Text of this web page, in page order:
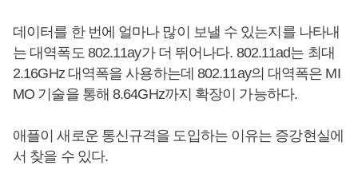
데이터를 한 번에 얼마나 많이 보낼 수 있는지를 나타내
는 대역폭도 802.11ay가 더 뛰어나다. 802.11ad는 최대
2.16GHz 대역폭을 사용하는데 802.11ay의 대역폭은 MI
MO 기술을 통해 8.64GHz까지 확장이 가능하다.
애플이 새로운 통신규격을 도입하는 이유는 증강현실에
서 찾을 수 있다.